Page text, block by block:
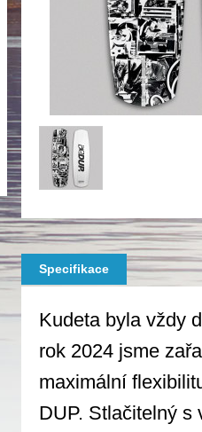
Specifikace
Kudeta byla vždy
rok 2024 jsme
maximální
DUP. Stlačitelný s